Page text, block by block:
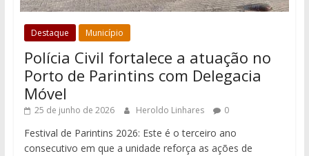
Destaque Município
Polícia Civil fortalece a atuação no
Porto de Parintins com Delegacia
Móvel
25 de junho de 2026 Heroldo Linhares 0
Festival de Parintins 2026: Este é o terceiro ano
consecutivo em que a unidade reforça as ações de